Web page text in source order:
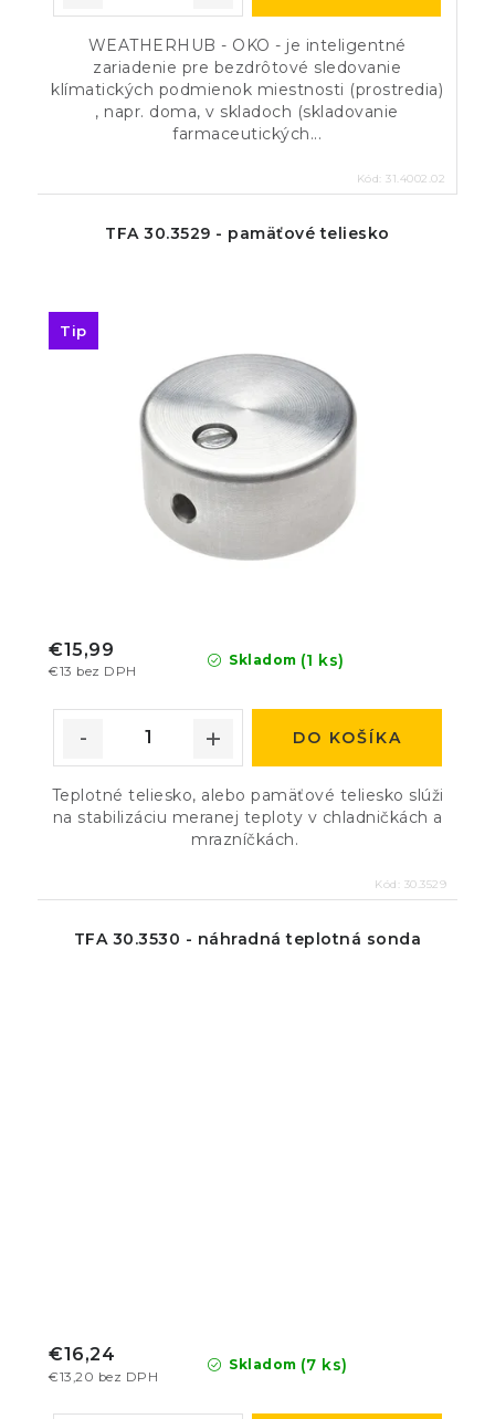
WEATHERHUB - OKO - je inteligentné
zariadenie pre bezdrôtové sledovanie
klímatických podmienok miestnosti (prostredia)
, napr. doma, v skladoch (skladovanie
farmaceutických...
Kód: 31.4002.02
TFA 30.3529 - pamäťové teliesko
Tip
Skladom (1 ks)
€13 bez DPH
€15,99
DO KOŠÍKA
Teplotné teliesko, alebo pamäťové teliesko slúži
na stabilizáciu meranej teploty v chladničkách a
mrazníčkách.
Kód: 30.3529
TFA 30.3530 - náhradná teplotná sonda
Skladom (7 ks)
€13,20 bez DPH
€16,24